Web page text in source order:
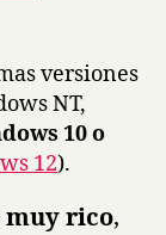
versiones
NT,
10 o
12).
muy rico,